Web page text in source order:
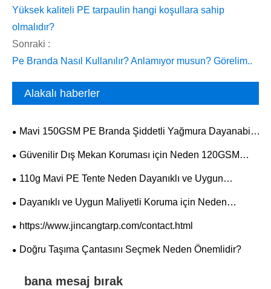
Yüksek kaliteli PE tarpaulin hangi koşullara sahip
olmalıdır?
Sonraki :
Pe Branda Nasıl Kullanılır? Anlamıyor musun? Görelim..
Alakalı haberler
Mavi 150GSM PE Branda Şiddetli Yağmura Dayanabilir
mi?
Güvenilir Dış Mekan Koruması için Neden 120GSM
Yeşil Gümüş PE Tenteyi Seçmelisiniz?
110g Mavi PE Tente Neden Dayanıklı ve Uygun
Maliyetli Koruma İçin Akıllı Seçimdir?
Dayanıklı ve Uygun Maliyetli Koruma için Neden
120GSM Yeşil PE Tenteyi Seçmelisiniz?
https://www.jincangtarp.com/contact.html
Doğru Taşıma Çantasını Seçmek Neden Önemlidir?
bana mesaj bırak